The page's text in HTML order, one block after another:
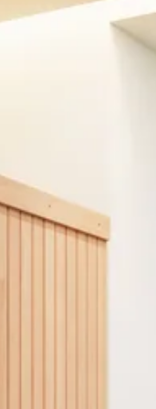
dan kachels met
aangestuurd. Er zijn
die langzaam of